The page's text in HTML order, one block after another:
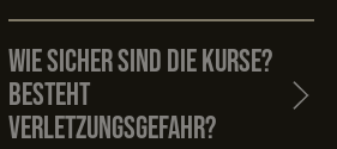
Wie sicher sind die Kurse?
Besteht
Verletzungsgefahr?